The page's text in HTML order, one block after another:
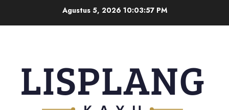
Agustus 5, 2026 10:03:58 PM